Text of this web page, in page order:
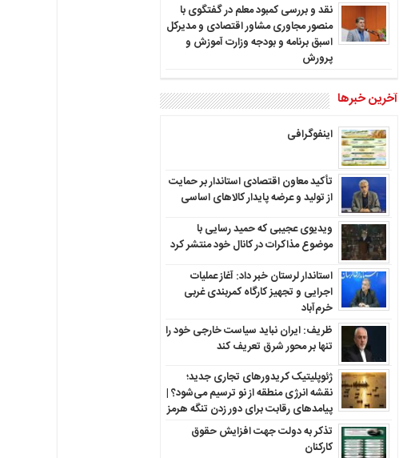
نقد و بررسی کمبود معلم در گفتگوی با
منصور مجاوری مشاور اقتصادی و مدیرکل
اسبق برنامه و بودجه وزارت آموزش و
پرورش
آخرین خبرها
اینفوگرافی
تأکید معاون اقتصادی استاندار بر حمایت
از تولید و عرضه پایدار کالاهای اساسی
ویدیوی عجیبی که حمید رسایی با
موضوع مذاکرات در کانال خود منتشر کرد
استاندار لرستان خبر داد: آغاز عملیات
اجرایی و تجهیز کارگاه کمربندی غربی
خرم‌آباد
ظریف: ایران نباید سیاست خارجی خود را
تنها بر محور شرق تعریف کند
ژئوپلیتیک کریدورهای تجاری جدید؛
نقشه انرژی منطقه‌ از نو ترسیم می‌شود؟ |
پیامدهای رقابت برای دور زدن تنگه هرمز
تذکر به دولت جهت افزایش حقوق
کارکنان ‌